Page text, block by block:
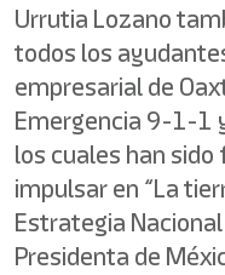
Urrutia Lozano
todos los
empresarial de
Emergencia 9-1-1
los cuales han
impulsar en “La
Estrategia
Presidenta de